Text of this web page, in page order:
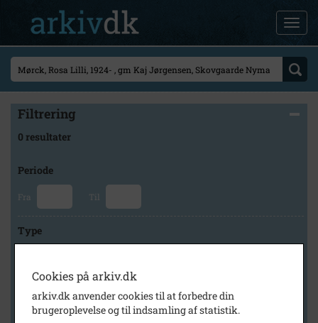
Filtrering
0 resultater
Periode
Fra Til
Type
Arkiv
Frederikssund lokalhistoriske arkiver Slangerup arkiv
Cookies på arkiv.dk
arkiv.dk anvender cookies til at forbedre din
brugeroplevelse og til indsamling af statistik.